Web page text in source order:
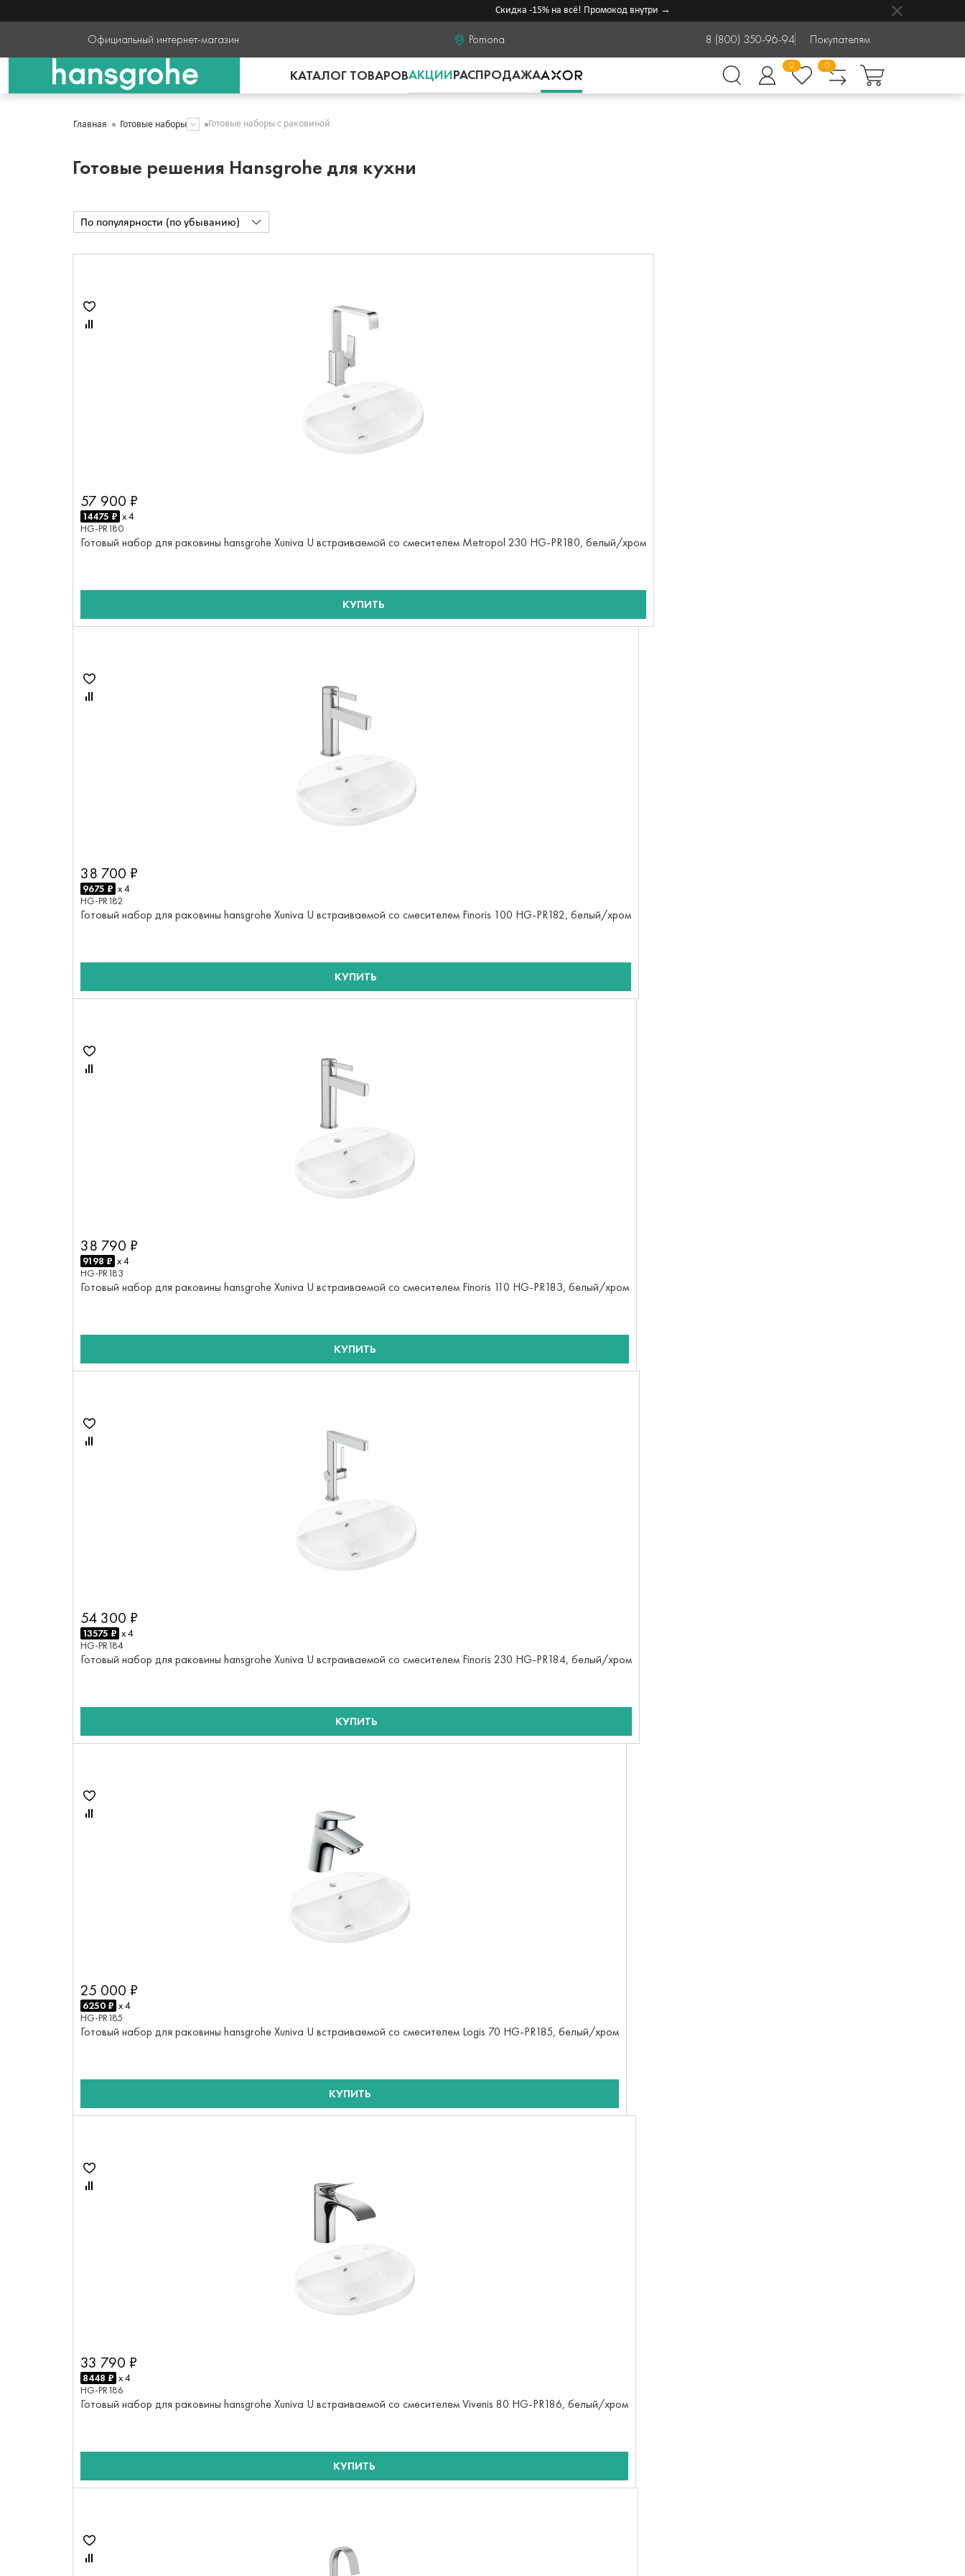
Скидка -15% на всё! Промокод внутри →
Официальный интернет-магазин Pomona 8 (800) 350-96-94 Покупателям
КАТАЛОГ ТОВАРОВАКЦИИРАСПРОДАЖА
0 0
Главная Готовые наборы Готовые наборы с раковиной
Готовые решения Hansgrohe для кухни
По популярности (по убыванию)
57 900 ₽
14475 ₽ x 4
HG-PR180
Готовый набор для раковины hansgrohe Xuniva U встраиваемой со смесителем Metropol 230 HG-PR180, белый/хром
КУПИТЬ
38 700 ₽
9675 ₽ x 4
HG-PR182
Готовый набор для раковины hansgrohe Xuniva U встраиваемой со смесителем Finoris 100 HG-PR182, белый/хром
КУПИТЬ
38 790 ₽
9198 ₽ x 4
HG-PR183
Готовый набор для раковины hansgrohe Xuniva U встраиваемой со смесителем Finoris 110 HG-PR183, белый/хром
КУПИТЬ
54 300 ₽
13575 ₽ x 4
HG-PR184
Готовый набор для раковины hansgrohe Xuniva U встраиваемой со смесителем Finoris 230 HG-PR184, белый/хром
КУПИТЬ
25 000 ₽
6250 ₽ x 4
HG-PR185
Готовый набор для раковины hansgrohe Xuniva U встраиваемой со смесителем Logis 70 HG-PR185, белый/хром
КУПИТЬ
33 790 ₽
8448 ₽ x 4
HG-PR186
Готовый набор для раковины hansgrohe Xuniva U встраиваемой со смесителем Vivenis 80 HG-PR186, белый/хром
КУПИТЬ